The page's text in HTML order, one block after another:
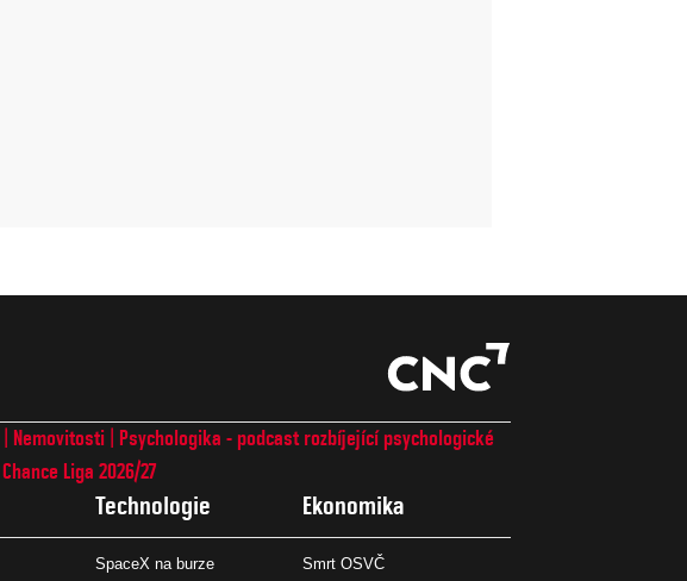
Nemovitosti
Psychologika - podcast rozbíjející psychologické
Chance Liga 2026/27
Technologie
SpaceX na burze
Ekonomika
Smrt OSVČ